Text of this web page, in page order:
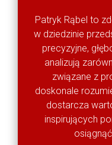
Patryk Rąbel to
w dziedzinie
precyzyjne,
analizują
związane z
doskonale
dostarcza
inspirujących